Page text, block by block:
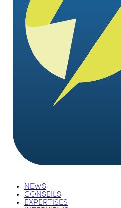
NEWS
CONSEILS
EXPERTISES